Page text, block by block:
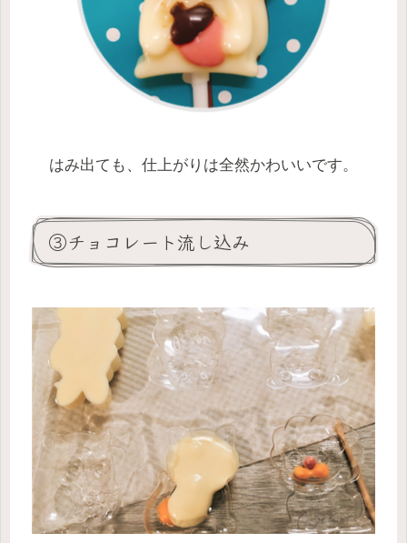
はみ出ても、仕上がりは全然かわいいです。
③チョコレート流し込み